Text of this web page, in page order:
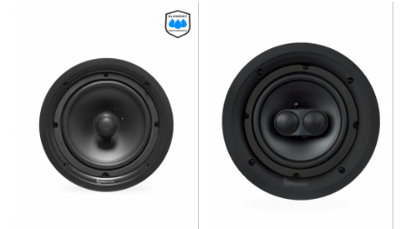
PP-6-ELEMENT
Weatherproof
90W@8Ω
Profondeur : 86mm
Vendue à l'unité
PDP-8
Enceinte Stéréo
120W@8Ω
Profondeur : 101mm
Vendue à l'unité